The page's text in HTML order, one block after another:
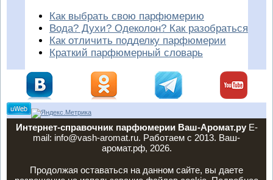
Как выбрать свою парфюмерию
Вода? Духи? Одеколон? Как разобраться
Как отличить подделку парфюмерии
Краткий парфюмерный словарь
Интернет-справочник парфюмерии Ваш-Аромат.руE-
mail: info@vash-aromat.ru. Работаем с 2013. Ваш-
аромат.рф, 2026.
Продолжая оставаться на данном сайте, вы даете